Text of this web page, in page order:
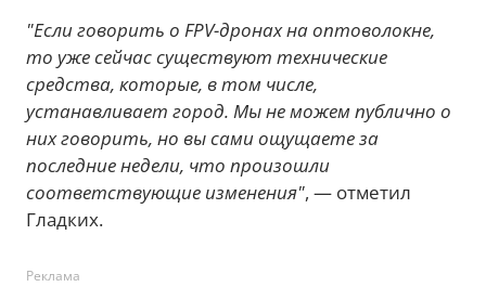
"Если говорить о FPV-дронах на оптоволокне,
то уже сейчас существуют технические
средства, которые, в том числе,
устанавливает город. Мы не можем публично о
них говорить, но вы сами ощущаете за
последние недели, что произошли
соответствующие изменения", — отметил
Гладких.
Реклама